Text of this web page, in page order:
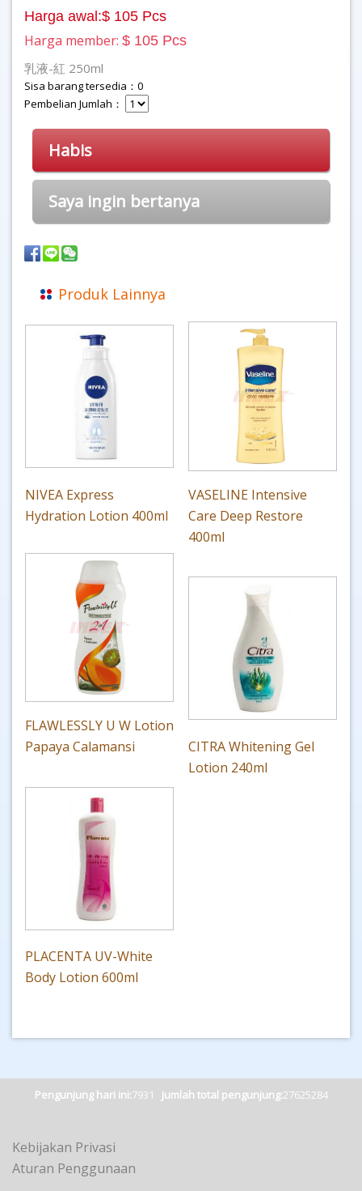
Harga awal:$ 105 Pcs
Harga member: $ 105 Pcs
乳液-紅 250ml
Sisa barang tersedia：0
Pembelian Jumlah：
Habis
Saya ingin bertanya
Produk Lainnya
NIVEA Express
Hydration Lotion 400ml
VASELINE Intensive
Care Deep Restore
400ml
FLAWLESSLY U W Lotion
Papaya Calamansi
CITRA Whitening Gel
Lotion 240ml
PLACENTA UV-White
Body Lotion 600ml
Pengunjung hari ini:7931 Jumlah total pengunjung:27625284
Kebijakan Privasi
Aturan Penggunaan